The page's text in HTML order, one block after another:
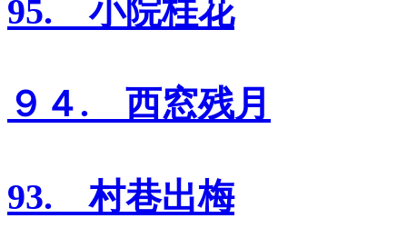
95. 小院桂花
９４. 西窓残月
93. 村巷出梅